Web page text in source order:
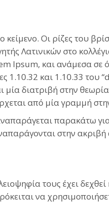
Οι ρίζες του
Λατινικών στο
Ipsum, και ανάμεσα σε
1.10.32 και 1.10.33
διατριβή στην
από μία γραμμή
παρακάτω
στην
τους έχει
να